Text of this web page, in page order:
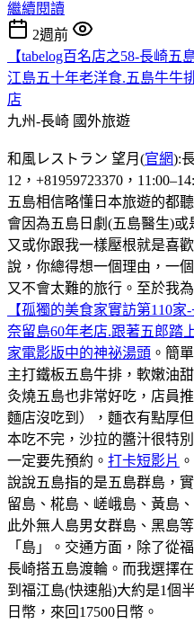
繼續閱讀
2週前
【tabelog百名店之58-長崎
江島五十年老洋食.五島牛牛
店
九州-長崎 國外旅遊
和風レストラン 望月(官網):
12，+81959723370，
五島相信略懂日本旅遊的都
會因為五島日劇(五島醫生)或
又或你跟我一樣壓根就是喜
說，你總得想一個理由，一
又不會太難的旅行。至於我
【孤獨的美食家實訪第110
奈留島60年老店.跟著五郎踏
家電影版中的神祕湯頭 。簡
主打鐵板五島牛排，軟嫩油
灸燒五島也非常好吃，店員
麵店沒吃到），麵衣有點厚
本吃不完，沙拉的醬汁很特
一定要先預約。 打卡短影片
說說五島指的是五島群島，
留島、椛島、嵯峨島、黃島
此外無人島男女群島、黑島
「島」。交通方面，除了從
長崎搭五島渡輪。而我選擇
到福江島(快速船)大約是1個
日幣，來回17500日幣。